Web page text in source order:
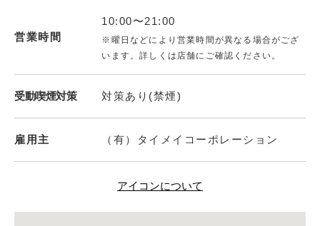
営業時間
10:00〜21:00
※曜日などにより営業時間が異なる場合がござ
います。詳しくは店舗にご確認ください。
受動喫煙対策 対策あり(禁煙)
雇用主 （有）タイメイコーポレーション
アイコンについて